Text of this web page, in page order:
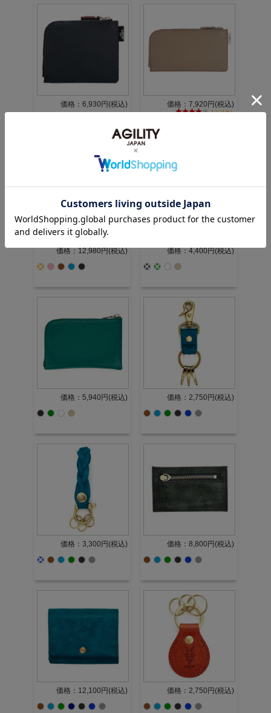
価格：6,930円(税込) 価格：7,920円(税込)
4.0 (1件)
価格：12,980円(税込) 価格：4,400円(税込)
価格：5,940円(税込) 価格：2,750円(税込)
価格：3,300円(税込) 価格：8,800円(税込)
価格：12,100円(税込) 価格：2,750円(税込)